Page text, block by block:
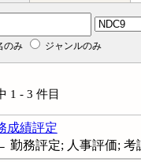
のみ ジャンルのみ
1 - 3 件目
成績評定
勤務評定; 人事評価; 考